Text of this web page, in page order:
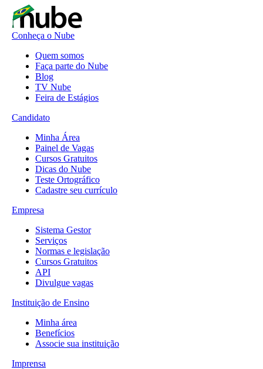
Conheça o Nube
Quem somos
Faça parte do Nube
Blog
TV Nube
Feira de Estágios
Candidato
Minha Área
Painel de Vagas
Cursos Gratuitos
Dicas do Nube
Teste Ortográfico
Cadastre seu currículo
Empresa
Sistema Gestor
Serviços
Normas e legislação
Cursos Gratuitos
API
Divulgue vagas
Instituição de Ensino
Minha área
Benefícios
Associe sua instituição
Imprensa